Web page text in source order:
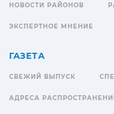
НОВОСТИ РАЙОНОВ
ЭКСПЕРТНОЕ МНЕНИЕ
ГАЗЕТА
СВЕЖИЙ ВЫПУСК
АДРЕСА